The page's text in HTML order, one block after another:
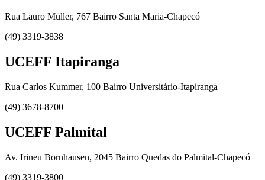
Rua Lauro Müller, 767 Bairro Santa Maria-Chapecó
(49) 3319-3838
UCEFF Itapiranga
Rua Carlos Kummer, 100 Bairro Universitário-Itapiranga
(49) 3678-8700
UCEFF Palmital
Av. Irineu Bornhausen, 2045 Bairro Quedas do Palmital-Chapecó
(49) 3319-3800